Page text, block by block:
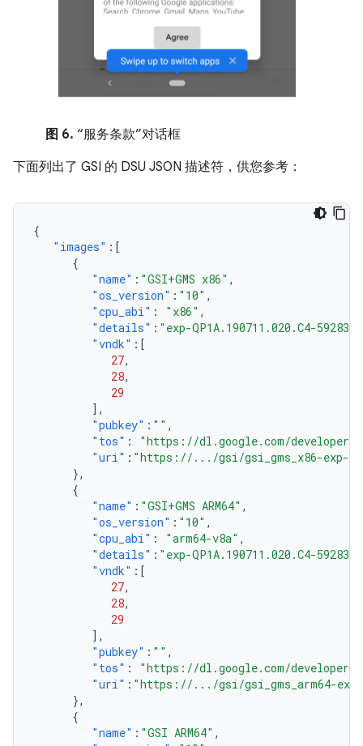
图 6. “服务条款”对话框
下面列出了 GSI 的 DSU JSON 描述符，供您参考：
{
"images" :[
{
"name" : "GSI+GMS x86" ,
"os_version" : "10" ,
"cpu_abi" : "x86" ,
"details" : "exp-QP1A.190711.020.C4-
"vndk" :[
27,
28,
29
],
"pubkey" : "" ,
"tos" :
"https://dl.google.com/
"uri" : "https://.../gsi/gsi_gms_x86-exp-
},
{
"name" : "GSI+GMS ARM64" ,
"os_version" : "10" ,
"cpu_abi" : "arm64-v8a" ,
"details" : "exp-QP1A.190711.020.C4-
"vndk" :[
27,
28,
29
],
"pubkey" : "" ,
"tos" :
"https://dl.google.com/
"uri" : "https://.../gsi/gsi_gms_arm64-exp-
},
{
"name" : "GSI ARM64" ,